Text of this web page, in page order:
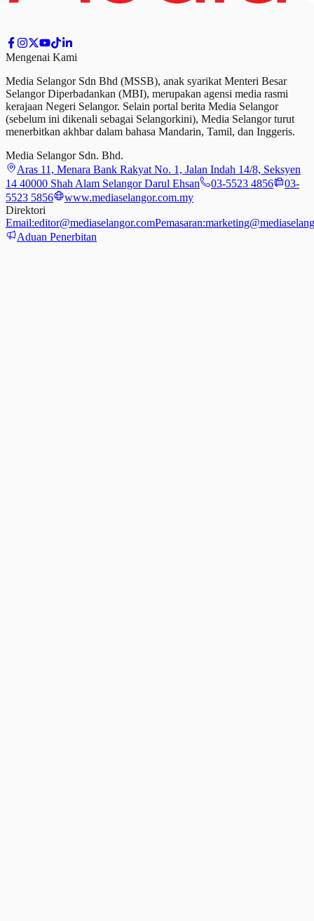
Mengenai Kami
Media Selangor Sdn Bhd (MSSB), anak syarikat Menteri Besar
Selangor Diperbadankan (MBI), merupakan agensi media rasmi
kerajaan Negeri Selangor. Selain portal berita Media Selangor
(sebelum ini dikenali sebagai Selangorkini), Media Selangor turut
menerbitkan akhbar dalam bahasa Mandarin, Tamil, dan Inggeris.
Media Selangor Sdn. Bhd.
Aras 11, Menara Bank Rakyat No. 1, Jalan Indah 14/8, Seksyen
14 40000 Shah Alam Selangor Darul Ehsan
03-5523 4856
03-
5523 5856
www.mediaselangor.com.my
Direktori
Email:editor@mediaselangor.comPemasaran:
Aduan Penerbitan